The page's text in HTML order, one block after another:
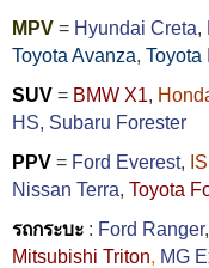
MPV = Hyundai Creta,
Toyota Avanza, Toyota
SUV = BMW X1,
HS, Subaru Forester
PPV = Ford Everest,
Nissan Terra, Toyota
รถกระบะ : Ford Ranger,
Mitsubishi Triton, MG